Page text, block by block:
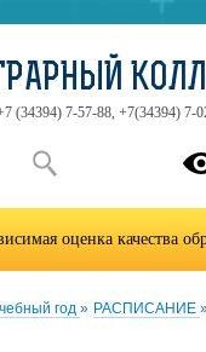
год » РАСПИСАНИЕ
(34394) 7-57-88, +7(34394) 7-
оценка качества